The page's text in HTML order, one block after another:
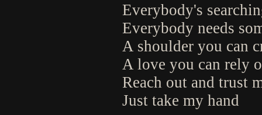
Everybody's
Everybody needs
A shoulder you can
A love you can rely
Reach out and trust
Just take my hand